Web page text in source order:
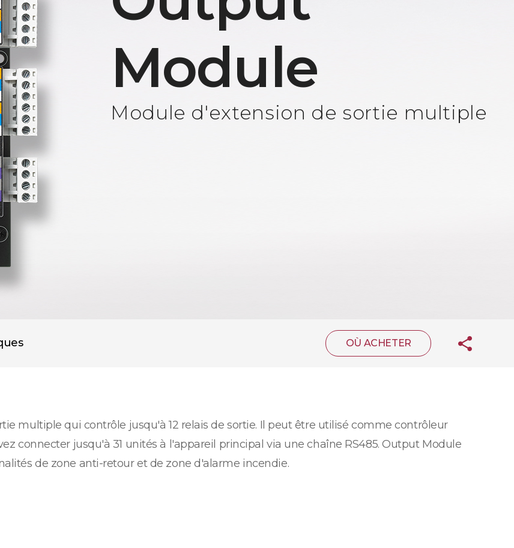
Module
Module d'extension de sortie multiple
OÙ ACHETER
multiple qui contrôle jusqu'à 12 relais de sortie. Il peut être utilisé comme contrôleur
connecter jusqu'à 31 unités à l'appareil principal via une chaîne RS485. Output Module
de zone anti-retour et de zone d'alarme incendie.